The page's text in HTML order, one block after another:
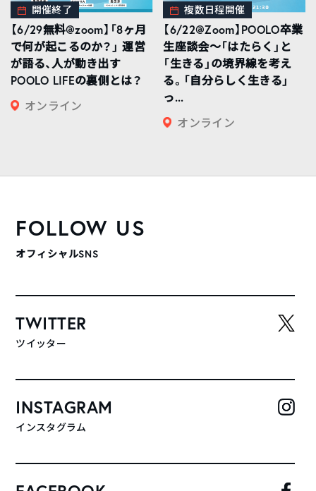
開催終了
【6/29無料@zoom】「8ヶ月
で何が起こるのか？」 運営
が語る、人が動き出す
POOLO LIFEの裏側とは？
オンライン
複数日程開催
【6/22@Zoom】POOLO卒業
生座談会〜「はたらく」と
「生きる」の境界線を考え
る。「自分らしく生きる」
っ...
オンライン
FOLLOW US
オフィシャルSNS
TWITTER
ツイッター
INSTAGRAM
インスタグラム